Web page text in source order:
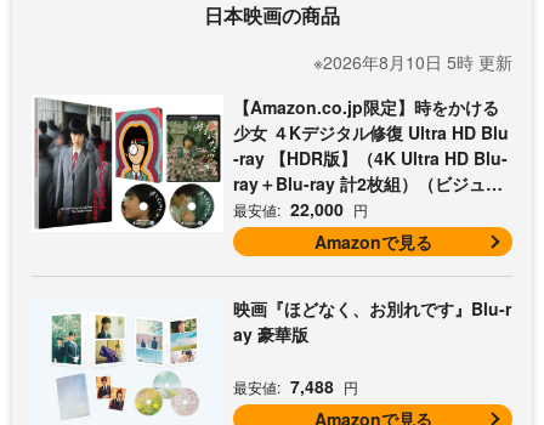
日本映画の商品
※2026年8月10日 5時 更新
【Amazon.co.jp限定】時をかける
少女 ４Kデジタル修復 Ultra HD Blu
-ray 【HDR版】（4K Ultra HD Blu-
ray＋Blu-ray 計2枚組）（ビジュア
ルシート3枚セット付）
最安値: 22,000 円
Amazonで見る
映画『ほどなく、お別れです』Blu-r
ay 豪華版
最安値: 7,488 円
Amazonで見る